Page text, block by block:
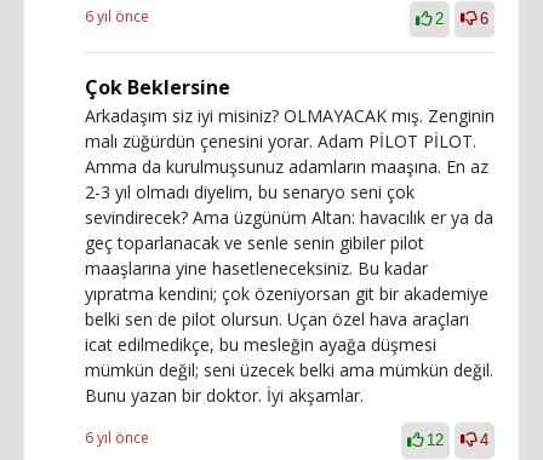
6 yıl önce 2 6
Çok Beklersine
Arkadaşım siz iyi misiniz? OLMAYACAK mış. Zenginin
malı züğürdün çenesini yorar. Adam PİLOT PİLOT.
Amma da kurulmuşsunuz adamların maaşına. En az
2-3 yıl olmadı diyelim, bu senaryo seni çok
sevindirecek? Ama üzgünüm Altan: havacılık er ya da
geç toparlanacak ve senle senin gibiler pilot
maaşlarına yine hasetleneceksiniz. Bu kadar
yıpratma kendini; çok özeniyorsan git bir akademiye
belki sen de pilot olursun. Uçan özel hava araçları
icat edilmedikçe, bu mesleğin ayağa düşmesi
mümkün değil; seni üzecek belki ama mümkün değil.
Bunu yazan bir doktor. İyi akşamlar.
6 yıl önce 12 4